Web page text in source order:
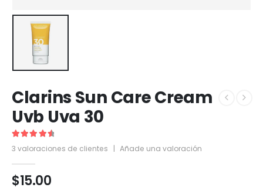
Clarins Sun Care Cream
Uvb Uva 30
3 valoraciones de clientes | Añade una valoración
$15.00